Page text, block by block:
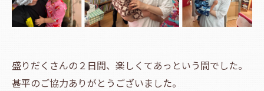
盛りだくさんの２日間、楽しくてあっという間でした。
甚平のご協力ありがとうございました。